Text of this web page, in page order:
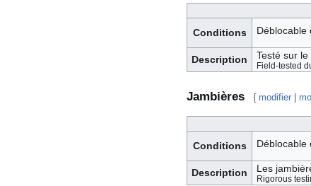
Conditions
Déblocable
Description Testé sur
Field-tested
Jambières [ modifier |
Conditions
Déblocable
Description Les
Rigorous